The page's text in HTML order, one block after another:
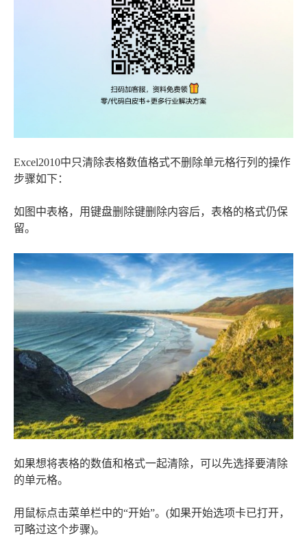
Excel2010中只清除表格数值格式不删除单元格行列的操作
步骤如下：
如图中表格，用键盘删除键删除内容后，表格的格式仍保
留。
如果想将表格的数值和格式一起清除，可以先选择要清除
的单元格。
用鼠标点击菜单栏中的“开始”。(如果开始选项卡已打开，
可略过这个步骤)。